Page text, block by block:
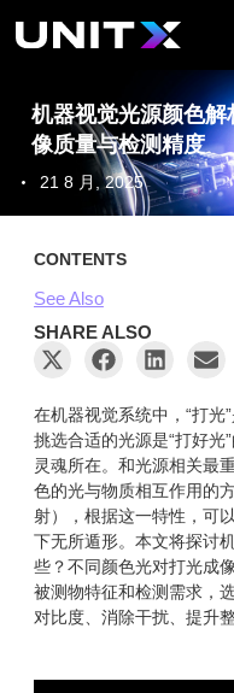
至
机器视觉光源颜色
像质量与检测精度
21 8 月, 2025
CONTENTS
See Also
SHARE ALSO
在机器视觉系统中，“打光
挑选合适的光源是“打好光
灵魂所在。和光源相关最
色的光与物质相互作用的
射），根据这一特性，可
下无所遁形。本文将探讨
些？不同颜色光对打光成
被测物特征和检测需求，
对比度、消除干扰、提升